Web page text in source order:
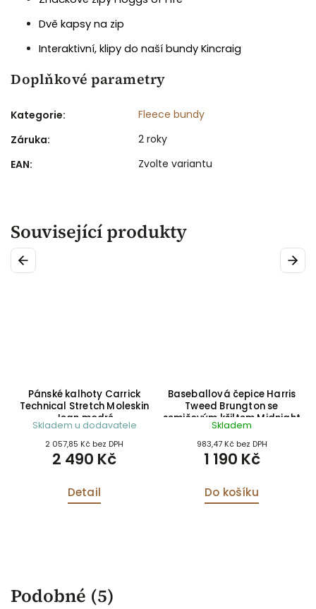
Dvě kapsy na zip
Interaktivní, klipy do naší bundy Kincraig
Doplňkové parametry
Kategorie:
Fleece bundy
Záruka:
2 roky
EAN: Zvolte variantu
Související produkty
Previous
Pánské kalhoty Carrick
Technical Stretch Moleskin
Jean modré
Skladem u dodavatele
2 057,85 Kč bez DPH
2 490 Kč
Detail
Baseballová čepice Harris
Tweed Brungton se
semišovým kšiltem Midnight
Blue
Skladem
983,47 Kč bez DPH
1 190 Kč
Do košíku
Next
Podobné (5)